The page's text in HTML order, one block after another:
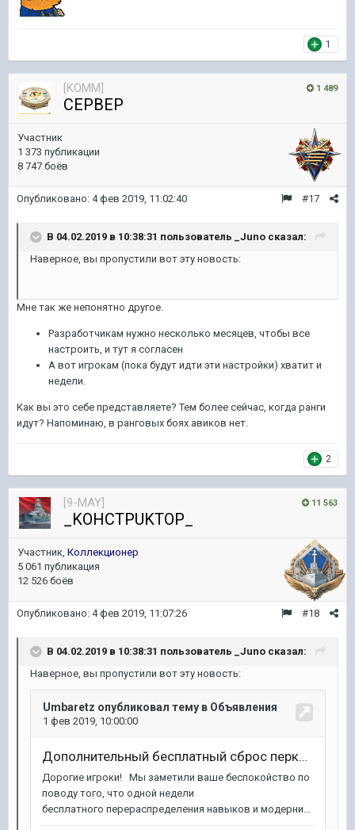
1
1 489
[KOMM]
CEPBEP
Участник
1 373 публикации
8 747 боёв
#17
Опубликовано: 4 фев 2019, 11:02:40
В 04.02.2019 в 10:38:31 пользователь _Juno сказал:
Наверное, вы пропустили вот эту новость:
Мне так же непонятно другое.
Разработчикам нужно несколько месяцев, чтобы все
настроить, и тут я согласен
А вот игрокам (пока будут идти эти настройки) хватит и
недели.
Как вы это себе представляете? Тем более сейчас, когда ранги
идут? Напоминаю, в ранговых боях авиков нет.
2
11 563
[9-MAY]
_KOHCTPUKTOP_
Участник, Коллекционер
5 061 публикация
12 526 боёв
#18
Опубликовано: 4 фев 2019, 11:07:26
В 04.02.2019 в 10:38:31 пользователь _Juno сказал:
Наверное, вы пропустили вот эту новость: